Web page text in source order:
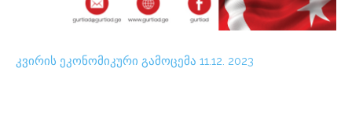
კვირის ეკონომიკური გამოცემა 11.12. 2023